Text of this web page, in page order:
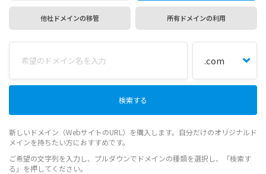
他社ドメインの移管 所有ドメインの利用
新しいドメイン（WebサイトのURL）を購入します。自分だけのオリジナルド
メインを持ちたい方におすすめです。
ご希望の文字列を入力し、プルダウンでドメインの種類を選択し、「検索す
る」を押してください。